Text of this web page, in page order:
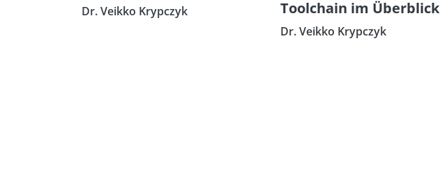
Dr. Veikko Krypczyk
Toolchain im Überblick
Dr. Veikko Krypczyk